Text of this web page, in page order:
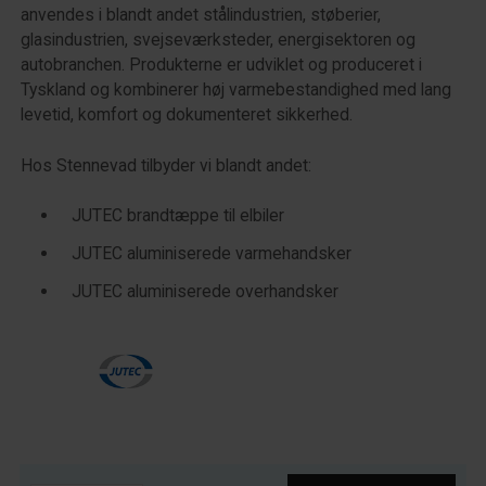
anvendes i blandt andet stålindustrien, støberier,
glasindustrien, svejseværksteder, energisektoren og
autobranchen. Produkterne er udviklet og produceret i
Tyskland og kombinerer høj varmebestandighed med lang
levetid, komfort og dokumenteret sikkerhed.
Hos Stennevad tilbyder vi blandt andet:
JUTEC brandtæppe til elbiler
JUTEC aluminiserede varmehandsker
JUTEC aluminiserede overhandsker